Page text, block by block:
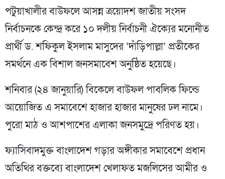
পটুয়াখালীর বাউফলে আসন্ন ত্রয়োদশ জাতীয় সংসদ
নির্বাচনকে কেন্দ্র করে ১০ দলীয় নির্বাচনী ঐক্যের মনোনীত
প্রার্থী ড. শফিকুল ইসলাম মাসুদের ‘দাঁড়িপাল্লা’ প্রতীকের
সমর্থনে এক বিশাল জনসমাবেশ অনুষ্ঠিত হয়েছে।
শনিবার (২৪ জানুয়ারি) বিকেলে বাউফল পাবলিক ফিল্ডে
আয়োজিত এ সমাবেশে হাজার হাজার মানুষের ঢল নামে।
পুরো মাঠ ও আশপাশের এলাকা জনসমুদ্রে পরিণত হয়।
ফ্যাসিবাদমুক্ত বাংলাদেশ গড়ার অঙ্গীকার সমাবেশে প্রধান
অতিথির বক্তব্যে বাংলাদেশ খেলাফত মজলিসের আমীর ও